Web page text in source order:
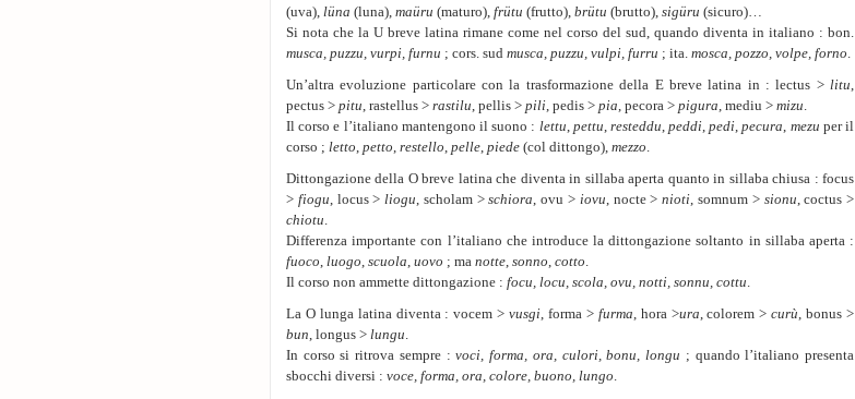
(uva), lüna (luna), maüru (maturo), frütu (frutto), brütu (brutto), sigüru (sicuro)…
Si nota che la U breve latina rimane come nel corso del sud, quando diventa in italiano : bon.
musca, puzzu, vurpi, furnu ; cors. sud musca, puzzu, vulpi, furru ; ita. mosca, pozzo, volpe, forno.
Un’altra evoluzione particolare con la trasformazione della E breve latina in : lectus > litu,
pectus > pitu, rastellus > rastilu, pellis > pili, pedis > pia, pecora > pigura, mediu > mizu.
Il corso e l’italiano mantengono il suono : lettu, pettu, resteddu,peddi,pedi,pecura, mezu per il
corso ; letto, petto, restello, pelle, piede (col dittongo), mezzo.
Dittongazione della O breve latina che diventa in sillaba aperta quanto in sillaba chiusa : focus
> fiogu, locus >liogu, scholam >schiora, ovu > iovu, nocte >nioti, somnum > sionu, coctus >
chiotu.
Differenza importante con l’italiano che introduce la dittongazione soltanto in sillaba aperta :
fuoco, luogo, scuola, uovo ; ma notte, sonno, cotto.
Il corso non ammette dittongazione : focu, locu, scola, ovu, notti, sonnu, cottu.
La O lunga latina diventa : vocem >vusgi, forma > furma, hora >ura, colorem >curù, bonus >
bun, longus > lungu.
In corso si ritrova sempre :voci, forma, ora, culori, bonu, longu ; quando l’italiano presenta
sbocchi diversi : voce, forma, ora, colore, buono, lungo.